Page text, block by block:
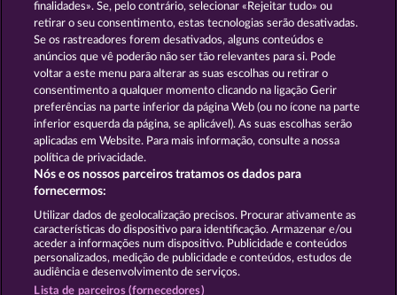
PIGGY COLLECT MULTIPLY ATLAS OF LEGENDS
Termos e Condições
Declaração de Privacidade Marca
Empresa Perguntas frequentes Facebook
Enviar pedido de rescisão
finalidades». Se, pelo contrário, selecionar «Rejeitar tudo» ou
retirar o seu consentimento, estas tecnologias serão desativadas.
Se os rastreadores forem desativados, alguns conteúdos e
anúncios que vê poderão não ser tão relevantes para si. Pode
voltar a este menu para alterar as suas escolhas ou retirar o
consentimento a qualquer momento clicando na ligação Gerir
preferências na parte inferior da página Web (ou no ícone na parte
inferior esquerda da página, se aplicável). As suas escolhas serão
aplicadas em Website. Para mais informação, consulte a nossa
política de privacidade.
Nós e os nossos parceiros tratamos os dados para
fornecermos:
Utilizar dados de geolocalização precisos. Procurar ativamente as
características do dispositivo para identificação. Armazenar e/ou
aceder a informações num dispositivo. Publicidade e conteúdos
personalizados, medição de publicidade e conteúdos, estudos de
audiência e desenvolvimento de serviços.
Lista de parceiros (fornecedores)